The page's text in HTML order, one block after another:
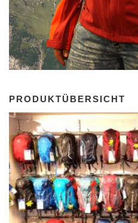
PRODUKTÜBERSICHT